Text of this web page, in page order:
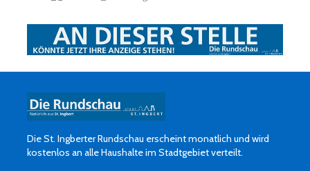
Die St. Ingberter Rundschau erscheint monatlich und wird
kostenlos an alle Haushalte im Stadtgebiet verteilt.